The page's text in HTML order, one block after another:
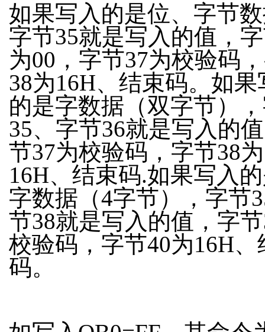
如果写入的是位、字节
字节35就是写入的值，
为00，字节37为校验码
38为16H、结束码。如果
的是字数据（双字节）
35、字节36就是写入的
节37为校验码，字节38为
16H、结束码.如果写入
字数据（4字节），字节
节38就是写入的值，字
校验码，字节40为16H、
码。